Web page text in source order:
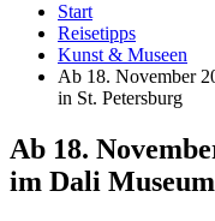
Start
Reisetipps
Kunst & Museen
Ab 18. November
in St. Petersburg
Ab 18.
im Dali